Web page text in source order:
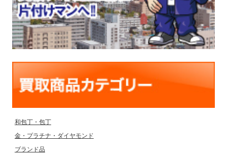
和包丁・包丁
金・プラチナ・ダイヤモンド
ブランド品